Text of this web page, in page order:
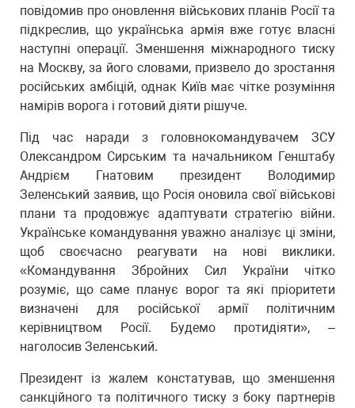
повідомив про оновлення військових планів Росії та
підкреслив, що українська армія вже готує власні
наступні операції. Зменшення міжнародного тиску
на Москву, за його словами, призвело до зростання
російських амбіцій, однак Київ має чітке розуміння
намірів ворога і готовий діяти рішуче.
Під час наради з головнокомандувачем ЗСУ
Олександром Сирським та начальником Генштабу
Андрієм Гнатовим президент Володимир
Зеленський заявив, що Росія оновила свої військові
плани та продовжує адаптувати стратегію війни.
Українське командування уважно аналізує ці зміни,
щоб своєчасно реагувати на нові виклики.
«Командування Збройних Сил України чітко
розуміє, що саме планує ворог та які пріоритети
визначені для російської армії політичним
керівництвом Росії. Будемо протидіяти», –
наголосив Зеленський.
Президент із жалем констатував, що зменшення
санкційного та політичного тиску з боку партнерів